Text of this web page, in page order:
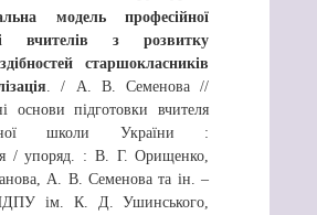
модель професійної
вчителів з розвитку
старшокласників
. / А. В. Семенова //
основи підготовки вчителя
школи України :
/ упоряд. : В. Г. Орищенко,
А. В. Семенова та ін. –
ім. К. Д. Ушинського,